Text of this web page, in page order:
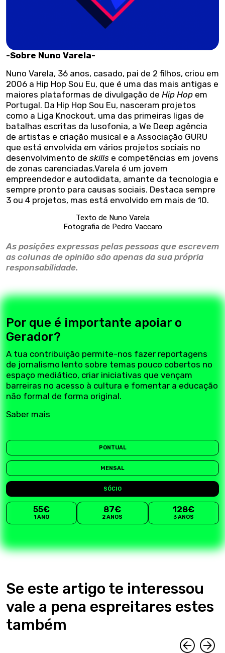
-Sobre Nuno Varela-
Nuno Varela, 36 anos, casado, pai de 2 filhos, criou em
2006 a Hip Hop Sou Eu, que é uma das mais antigas e
maiores plataformas de divulgação de Hip Hop em
Portugal. Da Hip Hop Sou Eu, nasceram projetos
como a Liga Knockout, uma das primeiras ligas de
batalhas escritas da lusofonia, a We Deep agência
de artistas e criação musical e a Associação GURU
que está envolvida em vários projetos sociais no
desenvolvimento de skills e competências em jovens
de zonas carenciadas.Varela é um jovem
empreendedor e autodidata, amante da tecnologia e
sempre pronto para causas sociais. Destaca sempre
3 ou 4 projetos, mas está envolvido em mais de 10.
Texto de Nuno Varela
Fotografia de Pedro Vaccaro
As posições expressas pelas pessoas que escrevem
as colunas de opinião são apenas da sua própria
responsabilidade.
Por que é importante apoiar o
Gerador?
A tua contribuição permite-nos fazer reportagens
de jornalismo lento sobre temas pouco cobertos no
espaço mediático, criar iniciativas que vençam
barreiras no acesso à cultura e fomentar a educação
não formal de forma original.
Saber mais
PONTUAL
MENSAL
SÓCIO
55€
1 ANO
87€
2 ANOS
128€
3 ANOS
Se este artigo te interessou
vale a pena espreitares estes
também